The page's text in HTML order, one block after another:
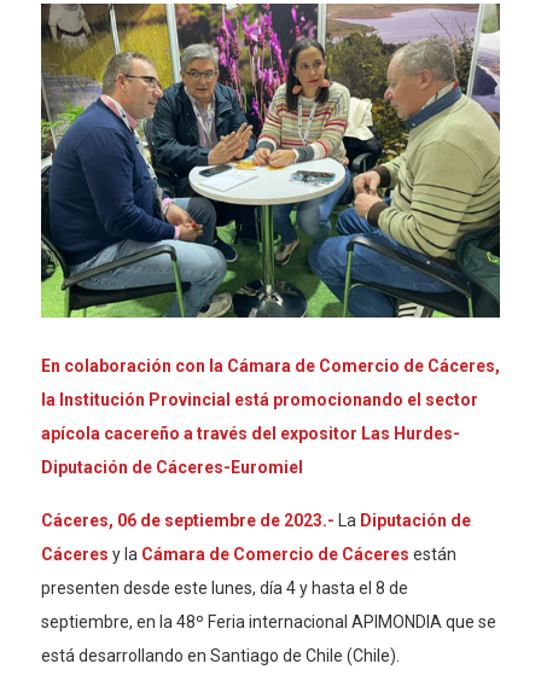
En colaboración con la Cámara de Comercio de Cáceres,
la Institución Provincial está promocionando el sector
apícola cacereño a través del expositor Las Hurdes-
Diputación de Cáceres-Euromiel
Cáceres, 06 de septiembre de 2023.- La Diputación de
Cáceres y la Cámara de Comercio de Cáceres están
presenten desde este lunes, día 4 y hasta el 8 de
septiembre, en la 48º Feria internacional APIMONDIA que se
está desarrollando en Santiago de Chile (Chile).